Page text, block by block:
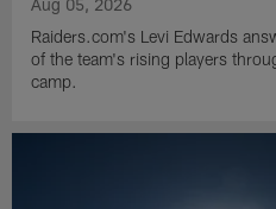
Raiders.com's Levi Edwards
of the team's rising players
camp.